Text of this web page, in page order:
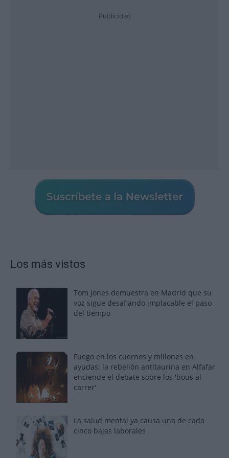
Publicidad
Los más vistos
Tom Jones demuestra en Madrid que su
voz sigue desafiando implacable el paso
del tiempo
Fuego en los cuernos y millones en
ayudas: la rebelión antitaurina en Alfafar
enciende el debate sobre los 'bous al
carrer'
La salud mental ya causa una de cada
cinco bajas laborales